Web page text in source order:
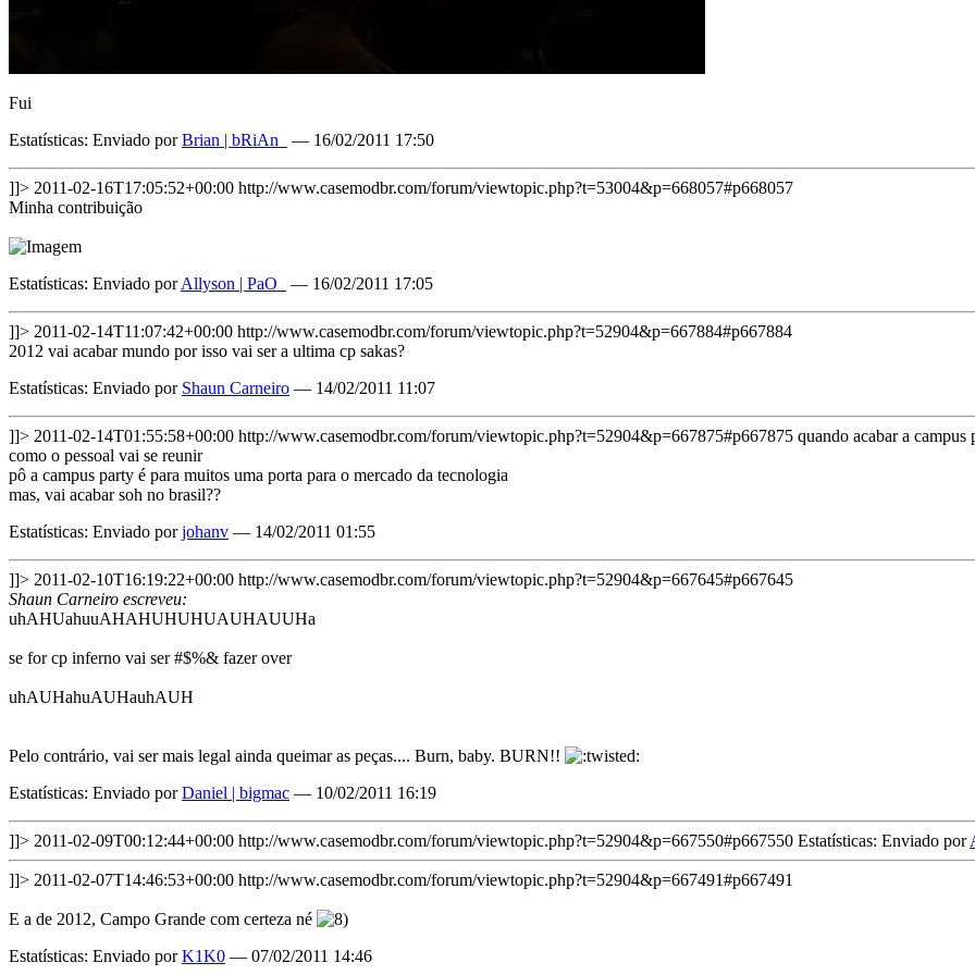
Fui
Estatísticas: Enviado porBrian | bRiAn_ — 16/02/2011 17:50
]]> 2011-02-16T17:05:52+00:00 http://www.casemodbr.com/forum/viewtopic.php?t=53004&p=668057#p668057
Minha contribuição
Estatísticas: Enviado porAllyson | PaO_ — 16/02/2011 17:05
]]> 2011-02-14T11:07:42+00:00 http://www.casemodbr.com/forum/viewtopic.php?t=52904&p=667884#p667884
2012 vai acabar mundo por isso vai ser a ultima cp sakas?
Estatísticas: Enviado por Shaun Carneiro — 14/02/2011 11:07
]]> 2011-02-14T01:55:58+00:00 http://www.casemodbr.com/forum/viewtopic.php?t=52904&p=667875#p667875 quando acabar a campus
como o pessoal vai se reunir
pô a campus party é para muitos uma porta para o mercado da tecnologia
mas, vai acabar soh no brasil??
Estatísticas: Enviado porjohanv — 14/02/2011 01:55
]]> 2011-02-10T16:19:22+00:00 http://www.casemodbr.com/forum/viewtopic.php?t=52904&p=667645#p667645
Shaun Carneiro escreveu:
uhAHUahuuAHAHUHUHUAUHAUUHa
se for cp inferno vai ser #$%& fazer over
uhAUHahuAUHauhAUH
Pelo contrário, vai ser mais legal ainda queimar as peças.... Burn, baby. BURN!!
Estatísticas: Enviado porDaniel | bigmac — 10/02/2011 16:19
]]> 2011-02-09T00:12:44+00:00 http://www.casemodbr.com/forum/viewtopic.php?t=52904&p=667550#p667550 Estatísticas: Enviado por
]]> 2011-02-07T14:46:53+00:00 http://www.casemodbr.com/forum/viewtopic.php?t=52904&p=667491#p667491
E a de 2012, Campo Grande com certeza né
Estatísticas: Enviado porK1K0 — 07/02/2011 14:46